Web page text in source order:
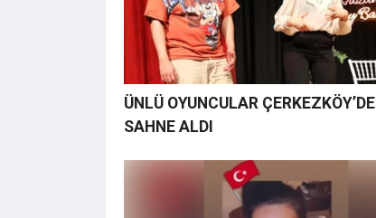
ÜNLÜ OYUNCULAR ÇERKEZKÖY’DE
SAHNE ALDI